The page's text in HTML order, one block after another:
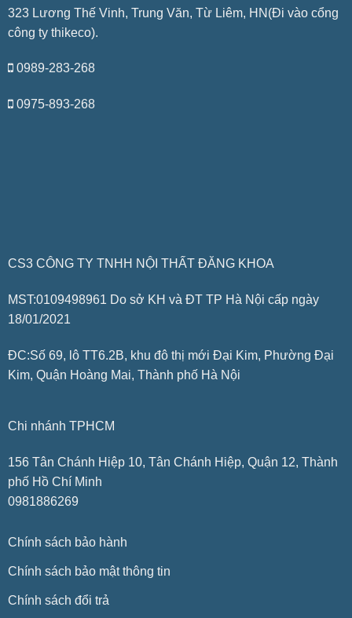
323 Lương Thế Vinh, Trung Văn, Từ Liêm, HN(Đi vào cổng
công ty thikeco).
0989-283-268
0975-893-268
CS3 CÔNG TY TNHH NỘI THẤT ĐĂNG KHOA
MST:0109498961 Do sở KH và ĐT TP Hà Nội cấp ngày
18/01/2021
ĐC:Số 69, lô TT6.2B, khu đô thị mới Đại Kim, Phường Đại
Kim, Quận Hoàng Mai, Thành phố Hà Nội
Chi nhánh TPHCM
156 Tân Chánh Hiệp 10, Tân Chánh Hiệp, Quận 12, Thành
phố Hồ Chí Minh
0981886269
Chính sách bảo hành
Chính sách bảo mật thông tin
Chính sách đổi trả